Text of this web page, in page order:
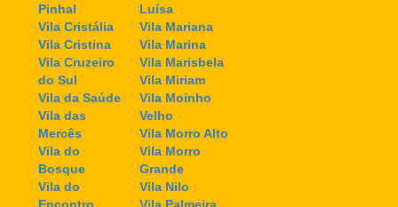
Pinhal
Vila Cristália
Vila Cristina
Vila Cruzeiro
do Sul
Vila da Saúde
Vila das
Mercês
Vila do
Bosque
Vila do
Encontro
Luísa
Vila Mariana
Vila Marina
Vila Marisbela
Vila Miriam
Vila Moinho
Velho
Vila Morro Alto
Vila Morro
Grande
Vila Nilo
Vila Palmeira